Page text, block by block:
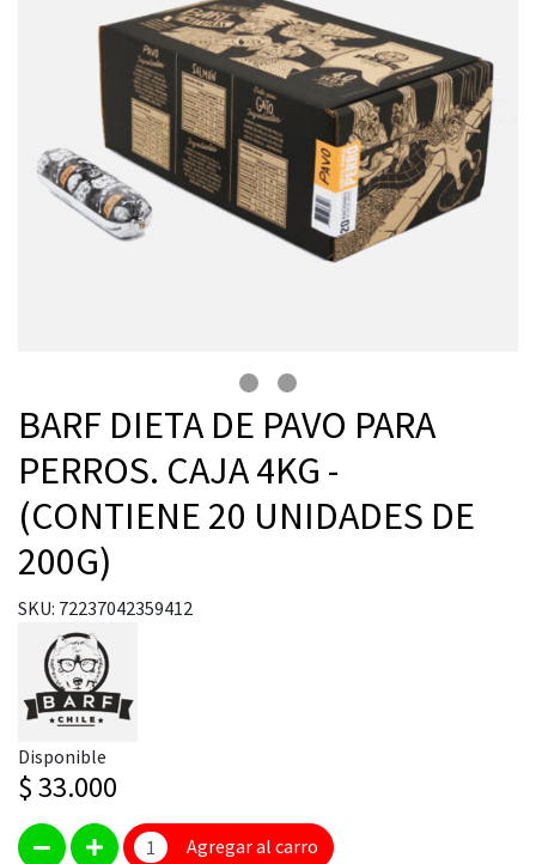
BARF DIETA DE PAVO PARA
PERROS. CAJA 4KG -
(CONTIENE 20 UNIDADES DE
200G)
SKU: 72237042359412
Disponible
$ 33.000
Agregar al carro